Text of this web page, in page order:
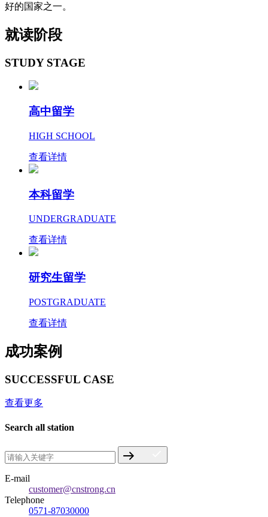
好的国家之一。
就读阶段
STUDY STAGE
高中留学
HIGH SCHOOL
查看详情
本科留学
UNDERGRADUATE
查看详情
研究生留学
POSTGRADUATE
查看详情
成功案例
SUCCESSFUL CASE
查看更多
Search all station
E-mail
customer@cnstrong.cn
Telephone
0571-87030000